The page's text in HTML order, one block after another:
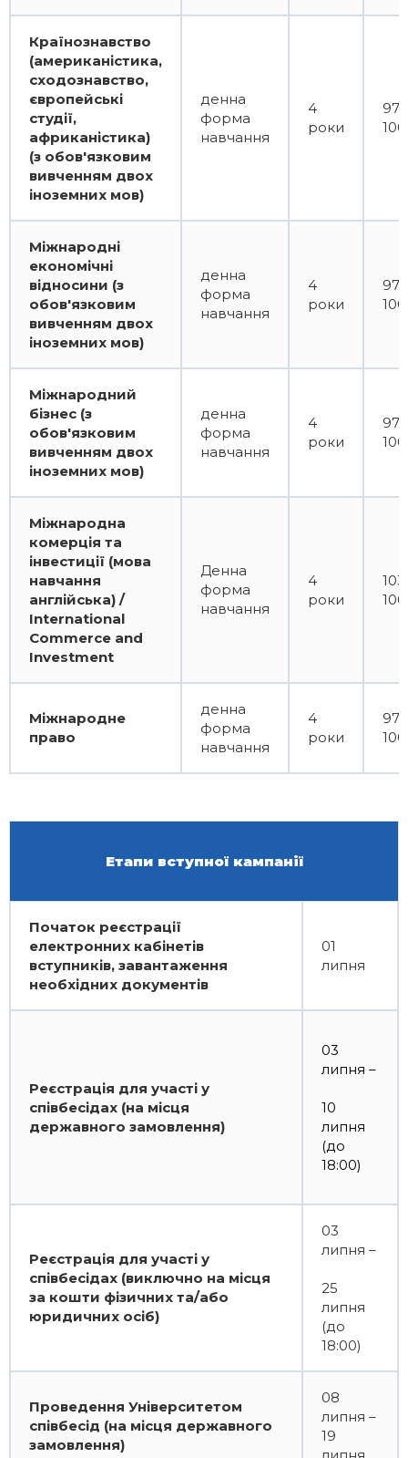
Країнознавство
(американістика,
сходознавство,
європейські
студії,
африканістика)
(з обов'язковим
вивченням двох
іноземних мов)
денна
форма
навчання
4
роки
97
100
Міжнародні
економічні
відносини (з
обов'язковим
вивченням двох
іноземних мов)
денна
форма
навчання
4
роки
97
100
Міжнародний
бізнес (з
обов'язковим
вивченням двох
іноземних мов)
денна
форма
навчання
4
роки
97
100
Міжнародна
комерція та
інвестиції (мова
навчання
англійська) /
International
Commerce and
Investment
Денна
форма
навчання
4
роки
103
100
Міжнародне
право
денна
форма
навчання
4
роки
97
100
Етапи вступної кампанії
Початок реєстрації
електронних кабінетів
вступників, завантаження
необхідних документів
01
липня
Реєстрація для участі у
співбесідах (на місця
державного замовлення)
03
липня –
10
липня
(до
18:00)
Реєстрація для участі у
співбесідах (виключно на місця
за кошти фізичних та/або
юридичних осіб)
03
липня –
25
липня
(до
18:00)
Проведення Університетом
співбесід (на місця державного
замовлення)
08
липня –
19